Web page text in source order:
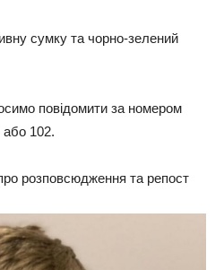
сумку та чорно-зелений
повідомити за номером
102.
розповсюдження та репост